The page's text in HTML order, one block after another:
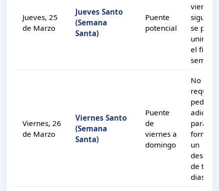
Jueves, 25
de Marzo
Jueves Santo
(Semana
Santa)
Puente
potencial
viernes
se
unir con
el fin de
Viernes, 26
de Marzo
Viernes Santo
(Semana
Santa)
Puente
de
viernes a
domingo
No
pedir
para
formar
un
de tres
dias.